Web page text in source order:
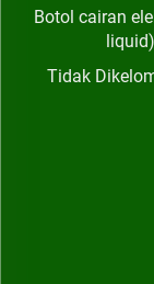
Botol cairan
liquid)
Tidak